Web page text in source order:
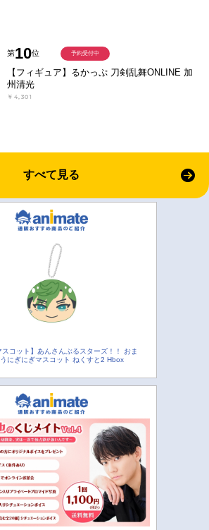
第10位
【フィギュア】るかっぷ 刀剣乱舞ONLINE 加
州清光
￥4,301
予約受付中
すべて見る
スコット】あんさんぶるスターズ！！ おま
にぎにぎマスコット ねくすと2 Hbox